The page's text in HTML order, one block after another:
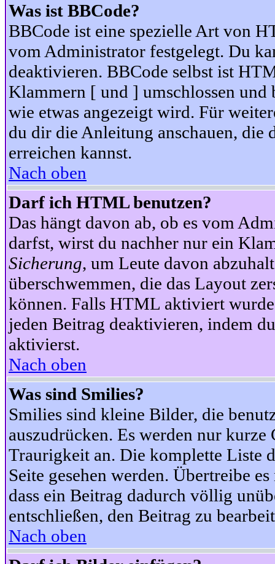
Was ist BBCode?
BBCode ist eine spezielle Art von
vom Administrator festgelegt. Du
deaktivieren. BBCode selbst ist
Klammern [ und ] umschlossen
wie etwas angezeigt wird. Für
du dir die Anleitung anschauen, die
erreichen kannst.
Nach oben
Darf ich HTML benutzen?
Das hängt davon ab, ob es vom
darfst, wirst du nachher nur ein
Sicherung, um Leute davon
überschwemmen, die das Layout
können. Falls HTML aktiviert
jeden Beitrag deaktivieren, indem
aktivierst.
Nach oben
Was sind Smilies?
Smilies sind kleine Bilder, die
auszudrücken. Es werden nur
Traurigkeit an. Die komplette Liste
Seite gesehen werden. Übertreibe
dass ein Beitrag dadurch völlig
entschließen, den Beitrag zu
Nach oben